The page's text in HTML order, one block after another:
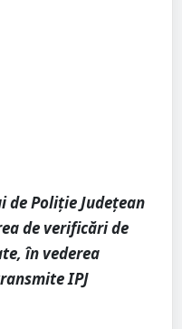
de Poliție Județean
de verificări de
în vederea
IPJ